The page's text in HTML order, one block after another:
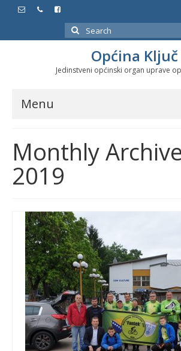
Search
for:
Općina Ključ
Jedinstveni općinski organ uprave
Menu
Službeni glasnici
Javne nabavke
Značajni datumi i manifestacije
Program energetske efikasnosti
sektoru
Monthly
2019